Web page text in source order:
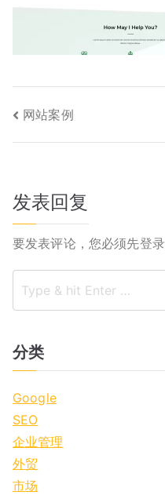
文
章
航
网站案例
发表回复
要发表评论，您必须先登录
分类
Google
SEO
企业管理
外贸
市场